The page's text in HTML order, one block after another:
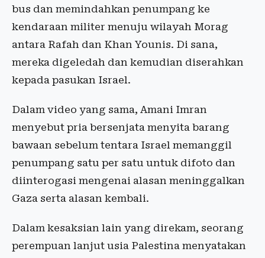
bus dan memindahkan penumpang ke
kendaraan militer menuju wilayah Morag
antara Rafah dan Khan Younis. Di sana,
mereka digeledah dan kemudian diserahkan
kepada pasukan Israel.
Dalam video yang sama, Amani Imran
menyebut pria bersenjata menyita barang
bawaan sebelum tentara Israel memanggil
penumpang satu per satu untuk difoto dan
diinterogasi mengenai alasan meninggalkan
Gaza serta alasan kembali.
Dalam kesaksian lain yang direkam, seorang
perempuan lanjut usia Palestina menyatakan